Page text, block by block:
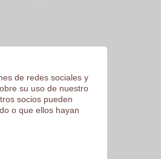
de redes sociales y
su uso de nuestro
socios pueden
o que ellos hayan